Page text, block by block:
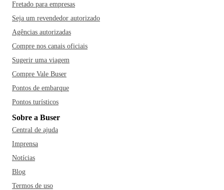
Fretado para empresas
Seja um revendedor autorizado
Agências autorizadas
Compre nos canais oficiais
Sugerir uma viagem
Compre Vale Buser
Pontos de embarque
Pontos turísticos
Sobre a Buser
Central de ajuda
Imprensa
Notícias
Blog
Termos de uso